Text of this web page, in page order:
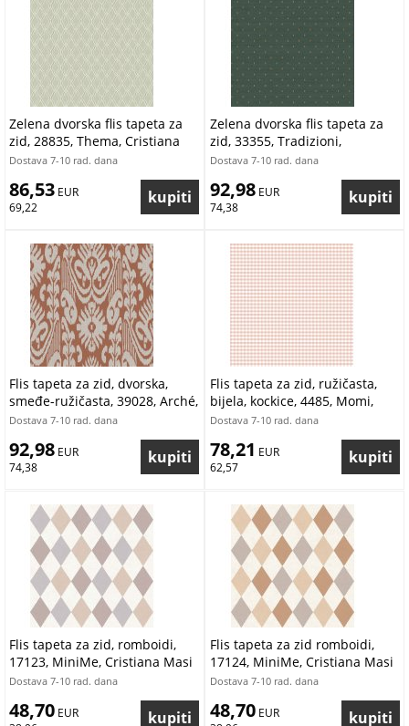
Zelena dvorska flis tapeta za
zid, 28835, Thema, Cristiana
Masi by Parato | Ljepilo Gratis
Dostava 7-10 rad. dana
86,53 EUR
69,22
Zelena dvorska flis tapeta za
zid, 33355, Tradizioni,
Cristiana Masi by Parato |
Dostava 7-10 rad. dana
92,98 EUR
74,38
Flis tapeta za zid, dvorska,
smeđe-ružičasta, 39028, Arché,
Cristiana Masi by Parato |
Dostava 7-10 rad. dana
92,98 EUR
74,38
Flis tapeta za zid, ružičasta,
bijela, kockice, 4485, Momi,
Parato by Cristiana Masi |
Dostava 7-10 rad. dana
78,21 EUR
62,57
Flis tapeta za zid, romboidi,
17123, MiniMe, Cristiana Masi
by Parato | Ljepilo Gratis
Dostava 7-10 rad. dana
48,70 EUR
Flis tapeta za zid romboidi,
17124, MiniMe, Cristiana Masi
by Parato | Ljepilo Gratis
Dostava 7-10 rad. dana
48,70 EUR